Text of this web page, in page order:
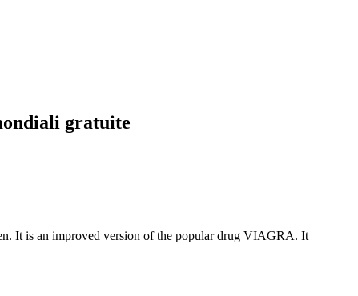
gratuite
It is an improved version of the popular drug VIAGRA. It